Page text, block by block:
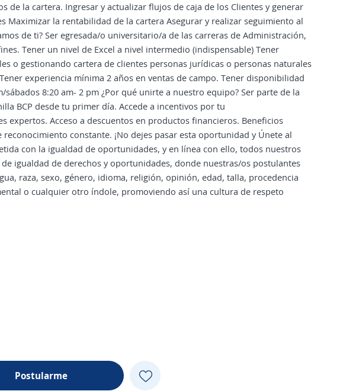
de la cartera. Ingresar y actualizar flujos de caja de los Clientes y generar
Maximizar la rentabilidad de la cartera Asegurar y realizar seguimiento al
de ti? Ser egresada/o universitario/a de las carreras de Administración,
Tener un nivel de Excel a nivel intermedio (indispensable) Tener
o gestionando cartera de clientes personas jurídicas o personas naturales
experiencia mínima 2 años en ventas de campo. Tener disponibilidad
8:20 am- 2 pm ¿Por qué unirte a nuestro equipo? Ser parte de la
BCP desde tu primer día. Accede a incentivos por tu
expertos. Acceso a descuentos en productos financieros. Beneficios
constante. ¡No dejes pasar esta oportunidad y Únete al
con la igualdad de oportunidades, y en línea con ello, todos nuestros
igualdad de derechos y oportunidades, donde nuestras/os postulantes
raza, sexo, género, idioma, religión, opinión, edad, talla, procedencia
o cualquier otro índole, promoviendo así una cultura de respeto
Postularme